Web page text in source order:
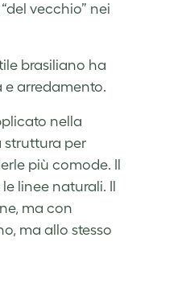
vecchio” nei
brasiliano ha
e arredamento.
nella
struttura per
più comode. Il
linee naturali. Il
ma con
ma allo stesso